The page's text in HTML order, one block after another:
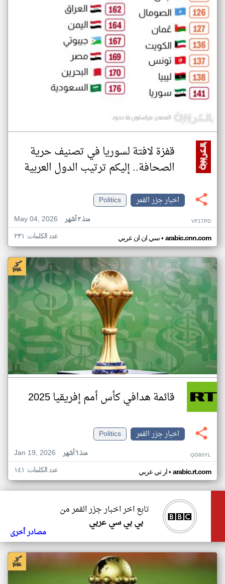
قفزة لافتة لسوريا في تصنيف حرية
الصحافة.. إليكم ترتيب الدول العربية
اخبار جزر القمر
Politics
May 04, 2026
منذ ٣ أشهر VF17PD
سي ان ان عربي• arabic.cnn.com عدد الكلمات: ٢٣١
قائمة هدافي كأس أمم إفريقيا 2025
اخبار جزر القمر
Politics
Jan 19, 2026
منذ ٦ أشهر QG60YL
ار تي عربي• arabic.rt.com عدد الكلمات: ١٤١
تابع اخر اخبار جزر القمر من
بي بي سي عربي
مصادر أخرى